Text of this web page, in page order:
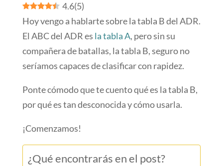
4.6(5)
Hoy vengo a hablarte sobre la tabla B del ADR.
El ABC del ADR es la tabla A, pero sin su
compañera de batallas, la tabla B, seguro no
seríamos capaces de clasificar con rapidez.
Ponte cómodo que te cuento qué es la tabla B,
por qué es tan desconocida y cómo usarla.
¡Comenzamos!
¿Qué encontrarás en el post?